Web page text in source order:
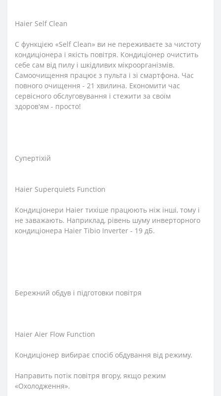
Haier Self Clean
C функцією «Self Clean» ви не переживаєте за чистоту
кондиціонера і якість повітря. Кондиціонер очистить
себе сам від пилу і шкідливих мікроорганізмів.
Самоочищення працює з пульта і зі смартфона. Час
повного очищення - 21 хвилина. Економити час
сервісного обслуговування і стежити за своїм
здоров'ям - просто!
Супертіхій
Haier Superquiets Function
Кондиціонери Haier тихіше працюють ніж інші, тому і
не заважають. Наприклад, рівень шуму инверторного
кондиціонера Haier Tibio Inverter - 19 дБ.
Бережний обдув і підготовки повітря
Haier Aier Flow Function
Кондиціонер вибирає спосіб обдування від режиму.
Направить потік повітря вгору, якщо режим
«Охолодження».